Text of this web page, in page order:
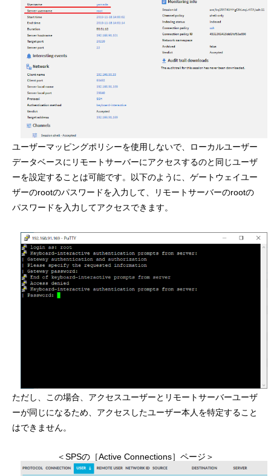
ユーザーマッピングポリシーを使用しないで、ローカルユーザー
データベースにリモートサーバーにアクセスするのと同じユーザ
ーを設定することは可能です。以下のように、ゲートウェイユー
ザーのrootのパスワードを入力して、リモートサーバーのrootの
パスワードを入力してアクセスできます。
ただし、この場合、アクセスユーザーとリモートサーバーユーザ
ーが同じになるため、アクセスしたユーザー本人を特定すること
はできません。
＜SPSの［Active Connections］ページ＞